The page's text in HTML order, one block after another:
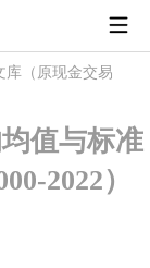
库（原现金交易
值与标准
2022）